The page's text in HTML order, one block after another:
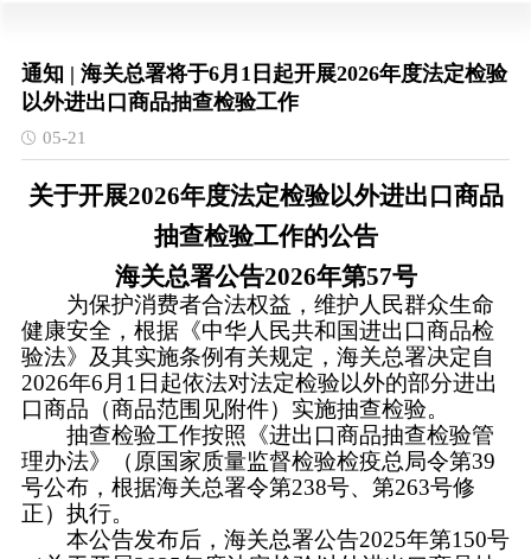
通知 | 海关总署将于6月1日起开展2026年度法定检验
以外进出口商品抽查检验工作
05-21
关于开展2026年度法定检验以外进出口商品
抽查检验工作的公告
海关总署公告2026年第57号
为保护消费者合法权益，维护人民群众生命
健康安全，根据《中华人民共和国进出口商品检
验法》及其实施条例有关规定，海关总署决定自
2026年6月1日起依法对法定检验以外的部分进出
口商品（商品范围见附件）实施抽查检验。
抽查检验工作按照《进出口商品抽查检验管
理办法》（原国家质量监督检验检疫总局令第39
号公布，根据海关总署令第238号、第263号修
正）执行。
本公告发布后，海关总署公告2025年第150号